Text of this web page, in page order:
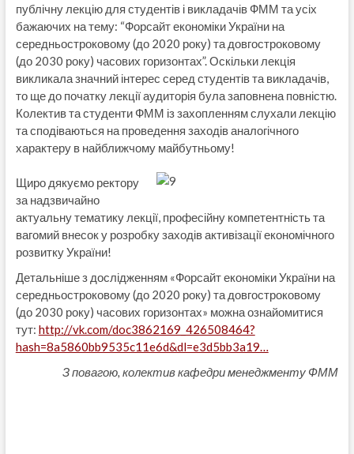
публічну лекцію для студентів і викладачів ФММ та усіх
бажаючих на тему: “Форсайт економіки України на
середньостроковому (до 2020 року) та довгостроковому
(до 2030 року) часових горизонтах”. Оскільки лекція
викликала значний інтерес серед студентів та викладачів,
то ще до початку лекції аудиторія була заповнена повністю.
Колектив та студенти ФММ із захопленням слухали лекцію
та сподіваються на проведення заходів аналогічного
характеру в найближчомумайбутньому!
Щиро дякуємо ректору
за надзвичайно
актуальну тематику лекції, професійну компетентність та
вагомий внесок у розробку заходів активізації економічного
розвитку України!
Детальніше з дослідженням «Форсайт економіки України на
середньостроковому (до 2020 року) та довгостроковому
(до 2030 року) часових горизонтах» можна ознайомитися
тут: http://vk.com/doc3862169_426508464?
hash=8a5860bb9535c11e6d&dl=e3d5bb3a19…
З повагою, колектив кафедри менеджменту ФММ